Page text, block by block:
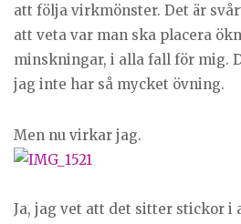
att följa virkmönster. Det är
att veta var man ska placera
minskningar, i alla fall för mig.
jag inte har så mycket övning.
Men nu virkar jag.
Ja, jag vet att det sitter stickor i